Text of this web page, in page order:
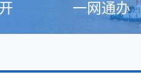
一网通办